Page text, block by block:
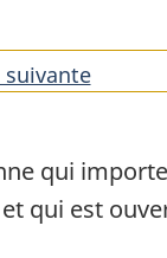
suivantede
qui
qui est